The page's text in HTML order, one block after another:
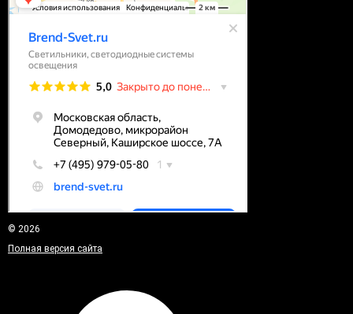
© 2026
Полная версия сайта